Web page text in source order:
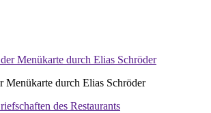
Menükarte durch Elias Schröder